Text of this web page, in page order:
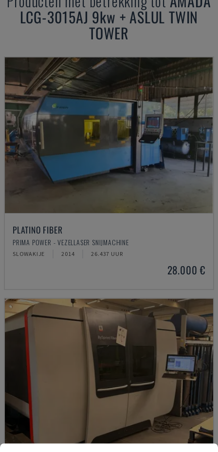
LCG-3015AJ 9kw + ASLUL TWIN
TOWER
PLATINO FIBER
PRIMA POWER - VEZELLASER SNIJMACHINE
SLOWAKIJE 2014 26.437 UUR
28.000 €